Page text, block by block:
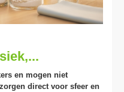
en mogen niet
direct voor sfeer en